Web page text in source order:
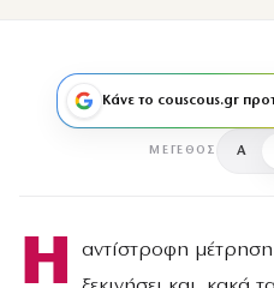
Κάνε το couscous.gr
ΜΈΓΕΘΟΣ A
Η
αντίστροφη μέτρηση